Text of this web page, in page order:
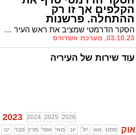
הקלפים אך זו רק
ההתחלה. פרשנות
הסקר הדרמטי שמציב את ראש העיר ד"ר לסרי לראשונה על קו הניצחון כבר בסיבוב הראשון טורף את הקלפים לגורמים בסיעה המרכזית בזירה הארצית שבנו על סיבוב שני שלא יהיה רשום על שמם
03.10.23, מערכת אשדודס
עוד שירות של העיריה
2023 2024 2025 2026
ינו
פבר מרץ אפר מאי יונ יול אוג ספט אוק